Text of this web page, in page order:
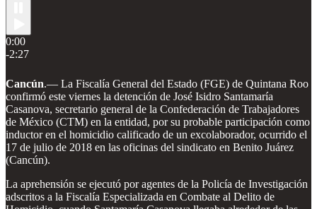
0:00
-2:27
Cancún.— La Fiscalía General del Estado (FGE) de Quintana Roo
confirmó este viernes la detención de José Isidro Santamaría
Casanova, secretario general de la Confederación de Trabajadores
de México (CTM) en la entidad, por su probable participación como
inductor en el homicidio calificado de un excolaborador, ocurrido el
17 de julio de 2018 en las oficinas del sindicato en Benito Juárez
(Cancún).
La aprehensión se ejecutó por agentes de la Policía de Investigación
adscritos a la Fiscalía Especializada en Combate al Delito de